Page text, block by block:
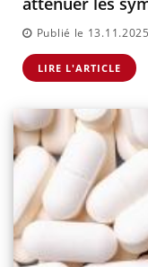
Publié le 13.11.2025
LIRE L'ARTICLE